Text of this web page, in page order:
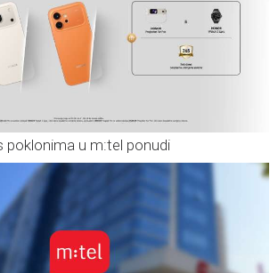
poklonima u m:tel ponudi